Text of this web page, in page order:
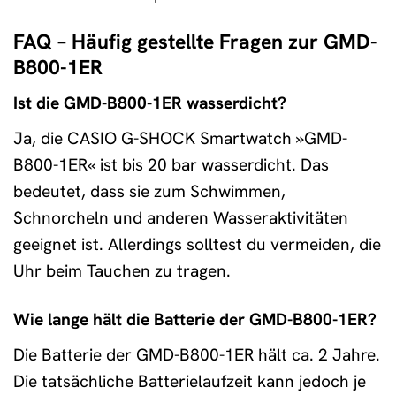
FAQ – Häufig gestellte Fragen zur GMD-
B800-1ER
Ist die GMD-B800-1ER wasserdicht?
Ja, die CASIO G-SHOCK Smartwatch »GMD-
B800-1ER« ist bis 20 bar wasserdicht. Das
bedeutet, dass sie zum Schwimmen,
Schnorcheln und anderen Wasseraktivitäten
geeignet ist. Allerdings solltest du vermeiden, die
Uhr beim Tauchen zu tragen.
Wie lange hält die Batterie der GMD-B800-1ER?
Die Batterie der GMD-B800-1ER hält ca. 2 Jahre.
Die tatsächliche Batterielaufzeit kann jedoch je